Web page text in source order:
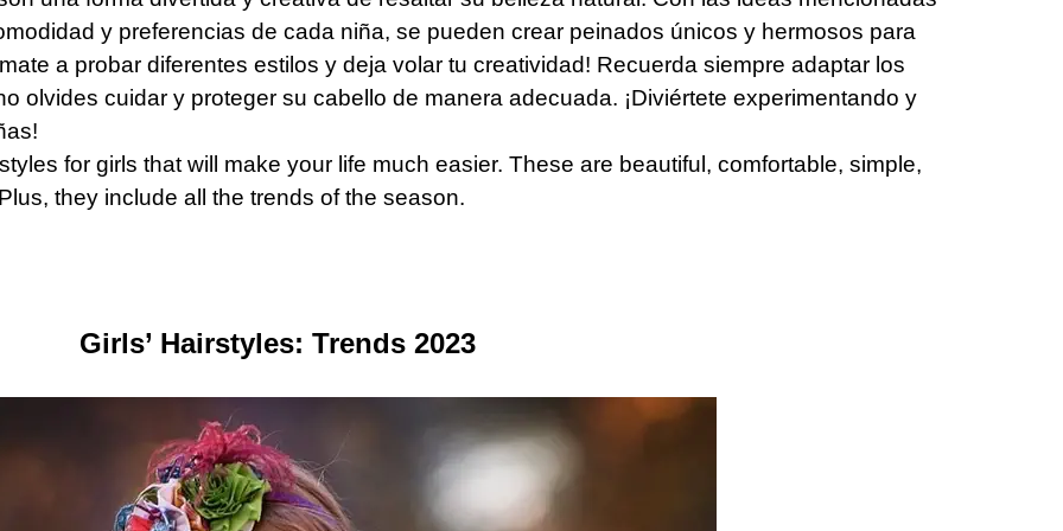
y preferencias de cada niña, se pueden crear peinados únicos y hermosos para
a probar diferentes estilos y deja volar tu creatividad! Recuerda siempre adaptar los
olvides cuidar y proteger su cabello de manera adecuada. ¡Diviértete experimentando y
for girls that will make your life much easier. These are beautiful, comfortable, simple,
they include all the trends of the season.
Girls’ Hairstyles: Trends 2023